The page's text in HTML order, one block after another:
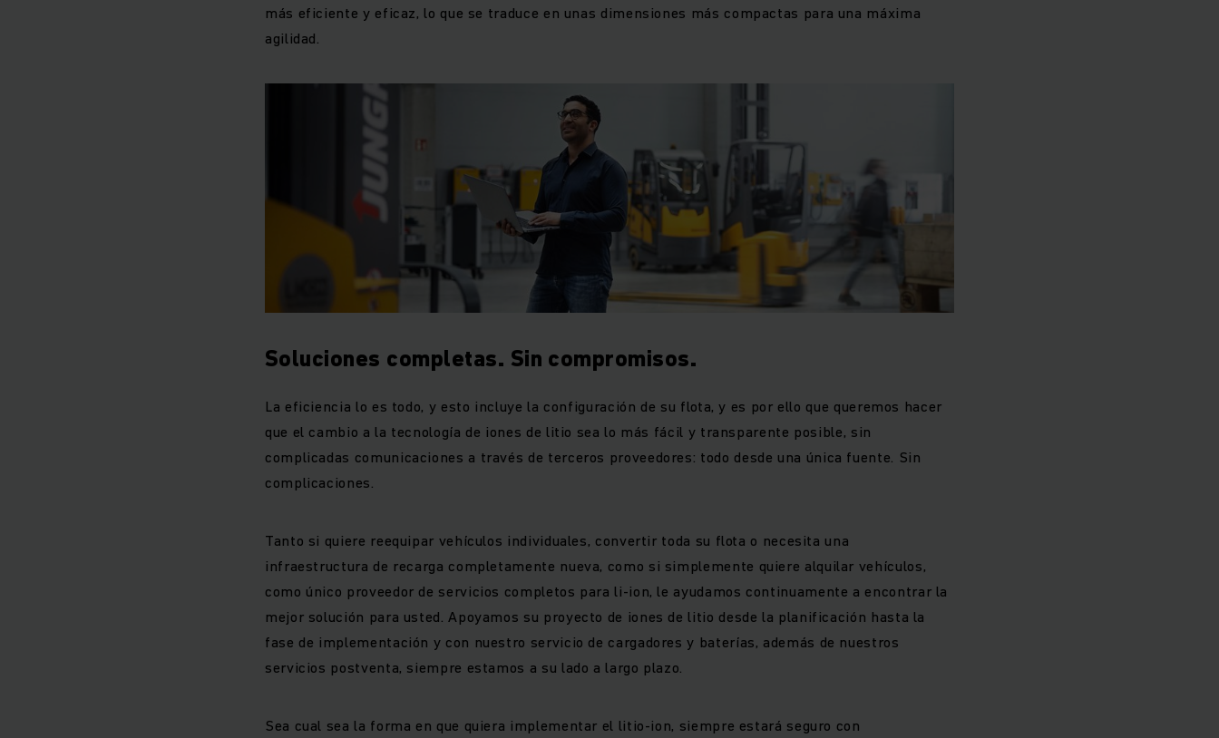
más eficiente y eficaz, lo que se traduce en unas dimensiones más compactas para una máxima
agilidad.
Soluciones completas. Sin compromisos.
La eficiencia lo es todo, y esto incluye la configuración de su flota, y es por ello que queremos hacer
que el cambio a la tecnología de iones de litio sea lo más fácil y transparente posible, sin
complicadas comunicaciones a través de terceros proveedores: todo desde una única fuente. Sin
complicaciones.
Tanto si quiere reequipar vehículos individuales, convertir toda su flota o necesita una
infraestructura de recarga completamente nueva, como si simplemente quiere alquilar vehículos,
como único proveedor de servicios completos para li-ion, le ayudamos continuamente a encontrar la
mejor solución para usted. Apoyamos su proyecto de iones de litio desde la planificación hasta la
fase de implementación y con nuestro servicio de cargadores y baterías, además de nuestros
servicios postventa, siempre estamos a su lado a largo plazo.
Sea cual sea la forma en que quiera implementar el litio-ion, siempre estará seguro con